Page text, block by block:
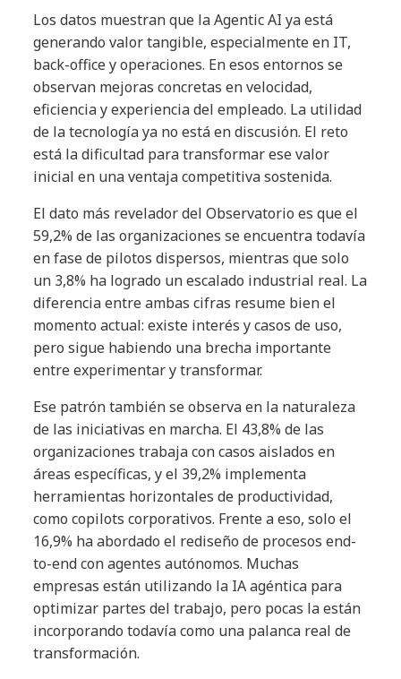
Los datos muestran que la Agentic AI ya está
generando valor tangible, especialmente en IT,
back-office y operaciones. En esos entornos se
observan mejoras concretas en velocidad,
eficiencia y experiencia del empleado. La utilidad
de la tecnología ya no está en discusión. El reto
está la dificultad para transformar ese valor
inicial en una ventaja competitiva sostenida.
El dato más revelador del Observatorio es que el
59,2% de las organizaciones se encuentra todavía
en fase de pilotos dispersos, mientras que solo
un 3,8% ha logrado un escalado industrial real. La
diferencia entre ambas cifras resume bien el
momento actual: existe interés y casos de uso,
pero sigue habiendo una brecha importante
entre experimentar y transformar.
Ese patrón también se observa en la naturaleza
de las iniciativas en marcha. El 43,8% de las
organizaciones trabaja con casos aislados en
áreas específicas, y el 39,2% implementa
herramientas horizontales de productividad,
como copilots corporativos. Frente a eso, solo el
16,9% ha abordado el rediseño de procesos end-
to-end con agentes autónomos. Muchas
empresas están utilizando la IA agéntica para
optimizar partes del trabajo, pero pocas la están
incorporando todavía como una palanca real de
transformación.